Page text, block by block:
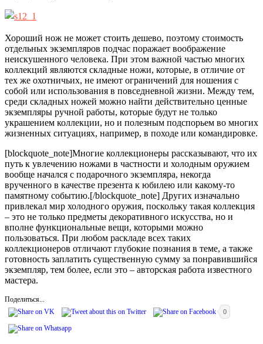
Хороший нож не может стоить дешево, поэтому стоимость
отдельных экземпляров подчас поражает воображение
неискушенного человека. При этом важной частью многих
коллекций являются складные ножи, которые, в отличие от
тех же охотничьих, не имеют ограничений для ношения с
собой или использования в повседневной жизни. Между тем,
среди складных ножей можно найти действительно ценные
экземпляры ручной работы, которые будут не только
украшением коллекции, но и полезным подспорьем во многих
жизненных ситуациях, например, в походе или командировке.
[blockquote_note]Многие коллекционеры рассказывают, что их
путь к увлечению ножами в частности и холодным оружием
вообще начался с подарочного экземпляра, некогда
врученного в качестве презента к юбилею или какому-то
памятному событию.[/blockquote_note] Других изначально
привлекал мир холодного оружия, поскольку такая коллекция
– это не только предметы декоративного искусства, но и
вполне функциональные вещи, которыми можно
пользоваться. При любом раскладе всех таких
коллекционеров отличают глубокие познания в теме, а также
готовность заплатить существенную сумму за понравившийся
экземпляр, тем более, если это – авторская работа известного
мастера.
Поделиться...
0